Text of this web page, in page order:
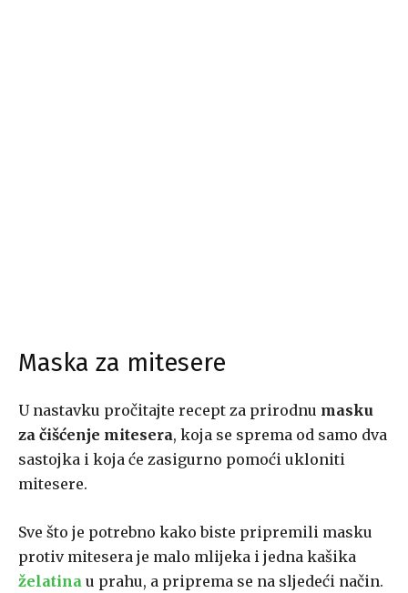
Maska za mitesere
U nastavku pročitajte recept za prirodnu masku
za čišćenje mitesera, koja se sprema od samo dva
sastojka i koja će zasigurno pomoći ukloniti
mitesere.
Sve što je potrebno kako biste pripremili masku
protiv mitesera je malo mlijeka i jedna kašika
želatina u prahu, a priprema se na sljedeći način.